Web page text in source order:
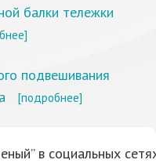
балки тележки
подвешивания
[подробнее]
в социальных